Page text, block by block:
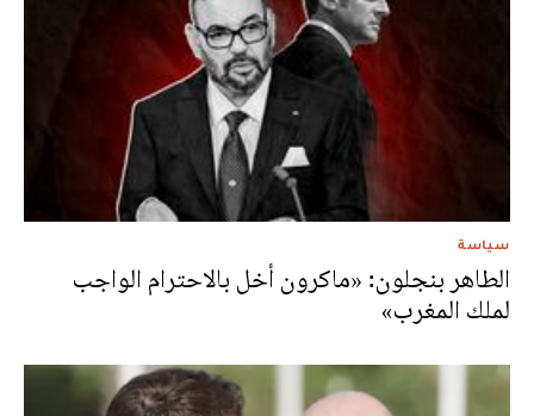
سياسة
الطاهر بنجلون: «ماكرون أخل بالاحترام الواجب
لملك المغرب»